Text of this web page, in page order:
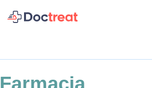
Farmacia